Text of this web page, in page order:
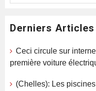
Derniers Articles
Ceci circule sur
première voiture
(Chelles): Les